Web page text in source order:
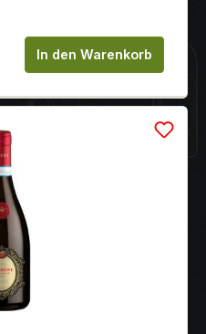
Gib den
In den Warenkorb